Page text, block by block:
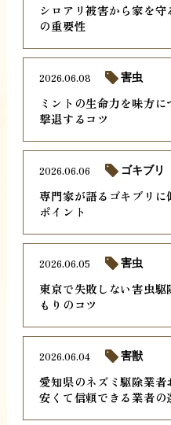
シロアリ被害から家を
の重要性
ミントの生命力を味方
撃退するコツ
2026.06.08 害虫
専門家が語るゴキブリに
ポイント
2026.06.06 ゴキブリ
東京で失敗しない害虫
もりのコツ
2026.06.05 害虫
愛知県のネズミ駆除業者
安くて信頼できる業者の
2026.06.04 害獣